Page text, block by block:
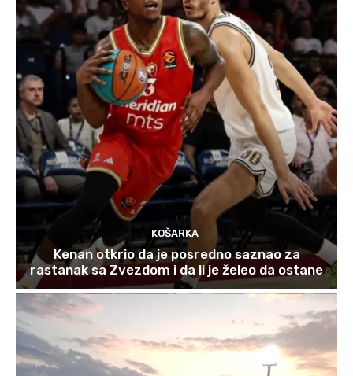
KOŠARKA
Kenan otkrio da je posredno saznao za
rastanak sa Zvezdom i da li je želeo da ostane